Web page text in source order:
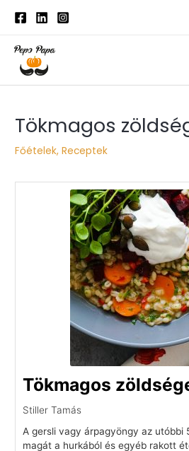
content
Tökmagos
Főételek,Receptek
Tökmagos
Stiller Tamás
A gersli vagy árpagyöngy az utóbbi
magát a hurkából és egyéb rakott
navigation